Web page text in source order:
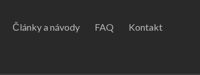
Články a návody FAQ Kontakt